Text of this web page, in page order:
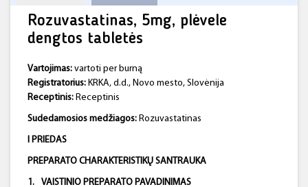
Rozuvastatinas, 5mg, plėvele
dengtos tabletės
Vartojimas: vartoti per burną
Registratorius: KRKA, d.d., Novo mesto, Slovėnija
Receptinis: Receptinis
Sudedamosios medžiagos: Rozuvastatinas
I PRIEDAS
PREPARATO CHARAKTERISTIKŲ SANTRAUKA
1. VAISTINIO PREPARATO PAVADINIMAS